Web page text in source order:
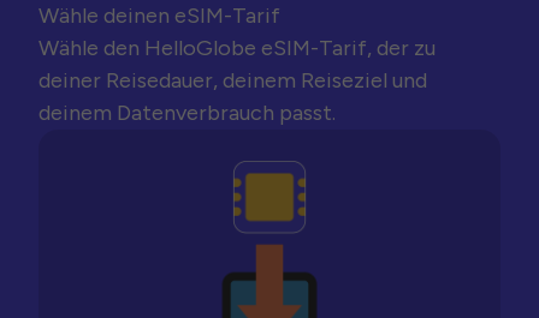
Wähle deinen eSIM-Tarif
Wähle den HelloGlobe eSIM-Tarif, der zu
deiner Reisedauer, deinem Reiseziel und
deinem Datenverbrauch passt.